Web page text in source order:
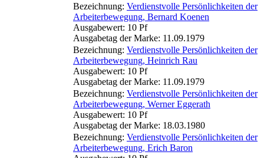
Bezeichnung: Verdienstvolle Persönlichkeiten der
Arbeiterbewegung, Bernard Koenen
Ausgabewert: 10 Pf
Ausgabetag der Marke: 11.09.1979
Bezeichnung: Verdienstvolle Persönlichkeiten der
Arbeiterbewegung, Heinrich Rau
Ausgabewert: 10 Pf
Ausgabetag der Marke: 11.09.1979
Bezeichnung: Verdienstvolle Persönlichkeiten der
Arbeiterbewegung, Werner Eggerath
Ausgabewert: 10 Pf
Ausgabetag der Marke: 18.03.1980
Bezeichnung: Verdienstvolle Persönlichkeiten der
Arbeiterbewegung, Erich Baron